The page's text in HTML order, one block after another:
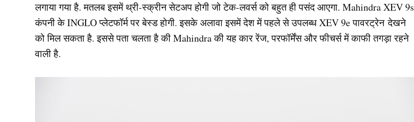
लगाया गया है. मतलब इसमें थ्री-स्क्रीन सेटअप होगी जो टेक-लवर्स को बहुत ही पसंद आएगा. Mahindra XEV 9s
कंपनी के INGLO प्लेटफॉर्म पर बेस्ड होगी. इसके अलावा इसमें देश में पहले से उपलब्ध XEV 9e पावरट्रेन देखने
को मिल सकता है. इससे पता चलता है की Mahindra की यह कार रेंज, परफॉर्मेंस और फीचर्स में काफी तगड़ा रहने
वाली है.